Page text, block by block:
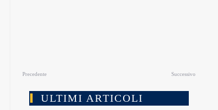
Precedente Successivo
ULTIMI ARTICOLI